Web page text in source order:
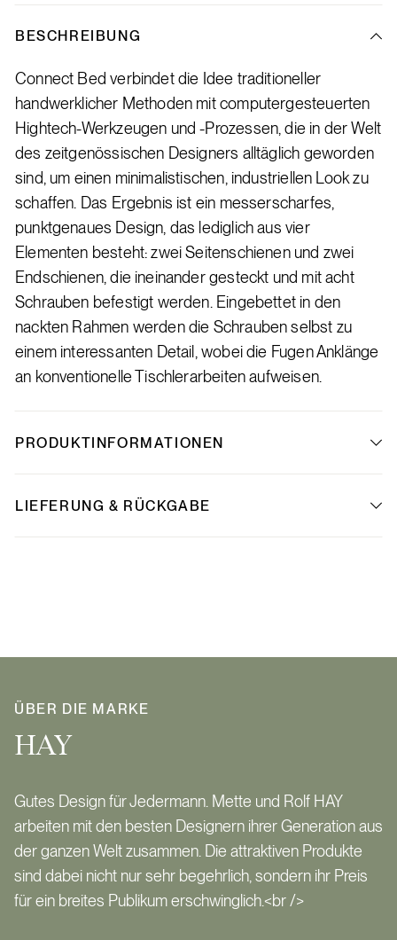
BESCHREIBUNG
Connect Bed verbindet die Idee traditioneller
handwerklicher Methoden mit computergesteuerten
Hightech-Werkzeugen und -Prozessen, die in der Welt
des zeitgenössischen Designers alltäglich geworden
sind, um einen minimalistischen, industriellen Look zu
schaffen. Das Ergebnis ist ein messerscharfes,
punktgenaues Design, das lediglich aus vier
Elementen besteht: zwei Seitenschienen und zwei
Endschienen, die ineinander gesteckt und mit acht
Schrauben befestigt werden. Eingebettet in den
nackten Rahmen werden die Schrauben selbst zu
einem interessanten Detail, wobei die Fugen Anklänge
an konventionelle Tischlerarbeiten aufweisen.
PRODUKTINFORMATIONEN
LIEFERUNG & RÜCKGABE
ÜBER DIE MARKE
HAY
Gutes Design für Jedermann. Mette und Rolf HAY
arbeiten mit den besten Designern ihrer Generation aus
der ganzen Welt zusammen. Die attraktiven Produkte
sind dabei nicht nur sehr begehrlich, sondern ihr Preis
für ein breites Publikum erschwinglich.<br />